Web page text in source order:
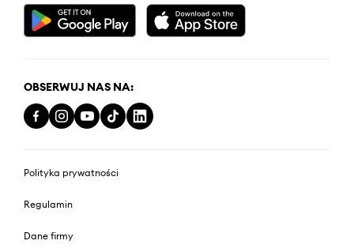
OBSERWUJ NAS NA:
Polityka prywatności
Regulamin
Dane firmy